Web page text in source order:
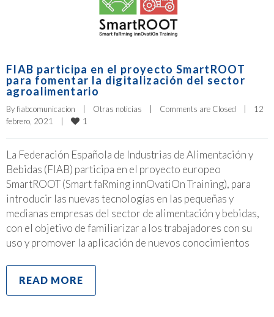
FIAB participa en el proyecto SmartROOT
para fomentar la digitalización del sector
agroalimentario
By fiabcomunicacion Otras noticias Comments are Closed
12
febrero, 2021
1
La Federación Española de Industrias de Alimentación y
Bebidas (FIAB) participa en el proyecto europeo
SmartROOT (Smart faRming innOvatiOn Training), para
introducir las nuevas tecnologías en las pequeñas y
medianas empresas del sector de alimentación y bebidas,
con el objetivo de familiarizar a los trabajadores con su
uso y promover la aplicación de nuevos conocimientos
READ MORE